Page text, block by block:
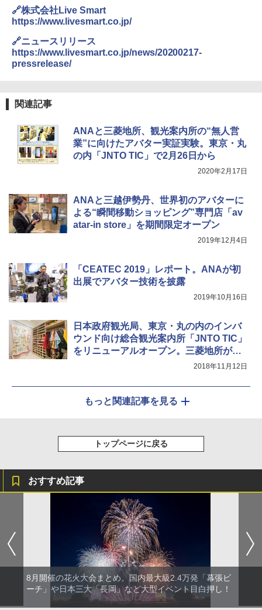
￥9,990
[キャンパーズコレクション 山善] 傘みたいに
広げるだけ パッとサッとテント キューブワ
イド ブラックコーティング フルクローズ メ
ア/オフィス/教育現場/展示会用 緑
￥1,180
電動エアーポンプ SUP用 20PSI 電動ポンプ
🔗株式会社Live Smart
https://www.livesmart.co.jp/
🔗ニュースリリース
https://www.livesmart.co.jp/news/20200217-
pressrelease/
関連記事
ANAと三菱地所、観光案内所の“無人営
業”に向けたアバター実証実験。東京・丸
の内「JNTO TIC」で2月26日から
2020年2月17日
ANAと三越伊勢丹、世界初のアバターに
よる“瞬間移動ショッピング”専門店「av
atar-in store」を期間限定オープン
2019年12月4日
「CEATEC 2019」レポート。ANAが初
出展でアバター技術を披露
2019年10月16日
日本政府観光局、東京・丸の内のインバ
ウンド向け総合観光案内所「JNTO TIC」
をリニューアルオープン。三菱地所が運
2018年11月12日
もっと関連記事を見る
トップページに戻る
おすすめ記事
8月開催の花火大会まとめ。国内最大級2.4万発「幕張ビ
ーチ」や日本三大「長岡」など大型イベント目白押し！